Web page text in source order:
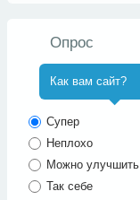
Опрос
Как вам сайт?
Супер
Неплохо
Можно улучшить
Так себе